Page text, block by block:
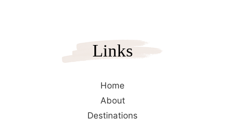
Links
Home
About
Destinations